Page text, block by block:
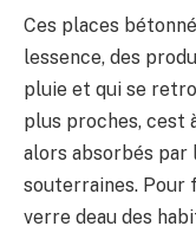
Ces places
lessence, des
pluie et qui se
plus proches, cest
alors absorbés
souterraines. Pour
verre deau des